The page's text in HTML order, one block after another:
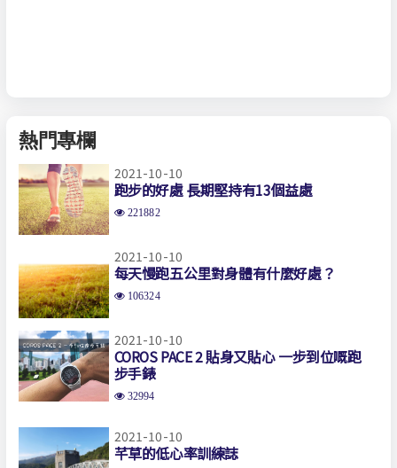
熱門專欄
2021-10-10
跑步的好處 長期堅持有13個益處
221882
2021-10-10
每天慢跑五公里對身體有什麼好處？
106324
2021-10-10
COROS PACE 2 貼身又貼心 一步到位嘅跑
步手錶
32994
2021-10-10
芊草的低心率訓練誌